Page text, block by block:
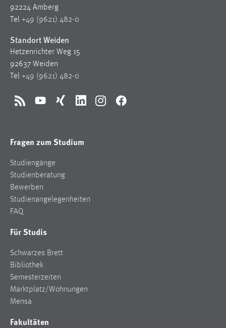
92224 Amberg
Tel +49 (9621) 482-0
Standort Weiden
Hetzenrichter Weg 15
92637 Weiden
Tel +49 (9621) 482-0
RSS YouTubeXing LinkedInInstagramFacebook
Fragen zum Studium
Studiengänge
Studienberatung
Bewerben
Studienangelegenheiten
FAQ
Für Studis
Schwarzes Brett
Bibliothek
Semesterzeiten
Marktplatz/Wohnungen
Mensa
Fakultäten